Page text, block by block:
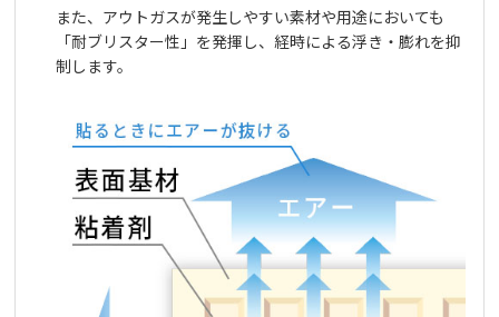
また、アウトガスが発生しやすい素材や用途においても
「耐ブリスター性」を発揮し、経時による浮き・膨れを抑
制します。